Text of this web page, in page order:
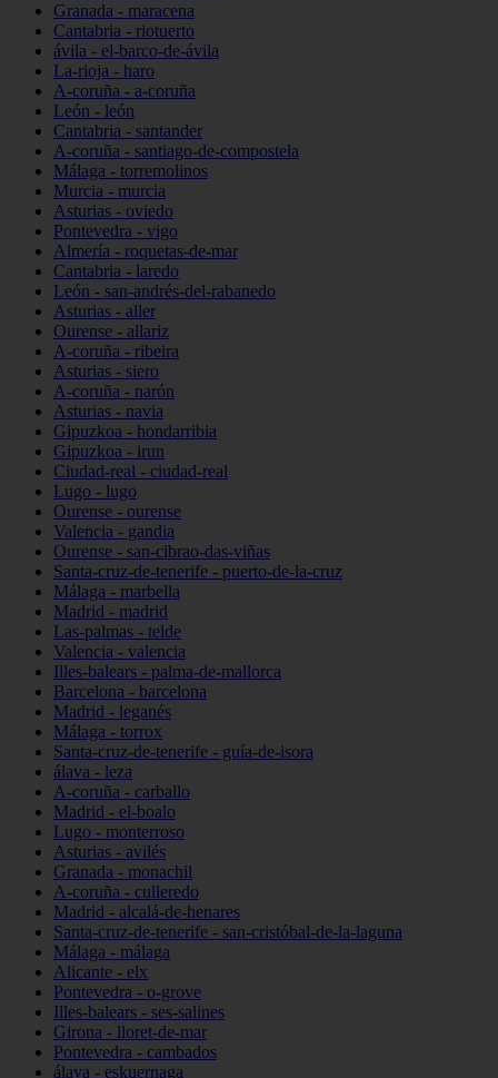
Granada - maracena
Cantabria - riotuerto
ávila - el-barco-de-ávila
La-rioja - haro
A-coruña - a-coruña
León - león
Cantabria - santander
A-coruña - santiago-de-compostela
Málaga - torremolinos
Murcia - murcia
Asturias - oviedo
Pontevedra - vigo
Almería - roquetas-de-mar
Cantabria - laredo
León - san-andrés-del-rabanedo
Asturias - aller
Ourense - allariz
A-coruña - ribeira
Asturias - siero
A-coruña - narón
Asturias - navia
Gipuzkoa - hondarribia
Gipuzkoa - irun
Ciudad-real - ciudad-real
Lugo - lugo
Ourense - ourense
Valencia - gandia
Ourense - san-cibrao-das-viñas
Santa-cruz-de-tenerife - puerto-de-la-cruz
Málaga - marbella
Madrid - madrid
Las-palmas - telde
Valencia - valencia
Illes-balears - palma-de-mallorca
Barcelona - barcelona
Madrid - leganés
Málaga - torrox
Santa-cruz-de-tenerife - guía-de-isora
álava - leza
A-coruña - carballo
Madrid - el-boalo
Lugo - monterroso
Asturias - avilés
Granada - monachil
A-coruña - culleredo
Madrid - alcalá-de-henares
Santa-cruz-de-tenerife - san-cristóbal-de-la-laguna
Málaga - málaga
Alicante - elx
Pontevedra - o-grove
Illes-balears - ses-salines
Girona - lloret-de-mar
Pontevedra - cambados
álava - eskuernaga